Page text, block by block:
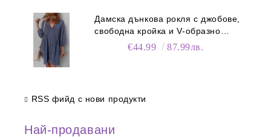
Дамска дънкова рокля с джобове,
свободна кройка и V-образно
деколте€44.99 87.99лв.
RSS фийд с нови продукти
Най-продавани